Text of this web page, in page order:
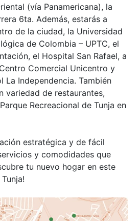
(vía Panamericana), la
6ta. Además, estarás a
de la ciudad, la Universidad
de Colombia – UPTC, el
el Hospital San Rafael, a
Comercial Unicentro y
La Independencia. También
variedad de restaurantes,
Recreacional de Tunja en
estratégica y de fácil
y comodidades que
tu nuevo hogar en este